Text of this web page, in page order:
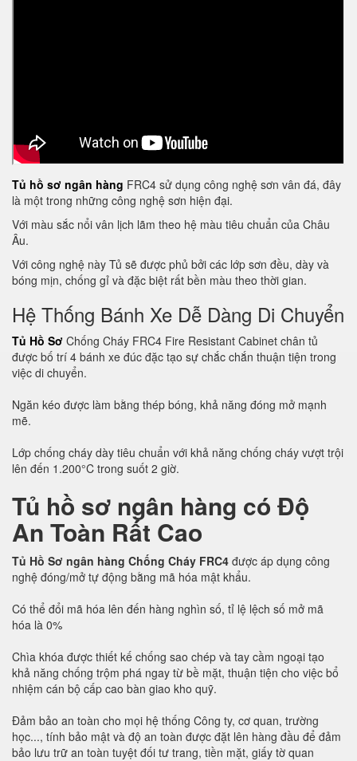
Tủ hồ sơ ngân hàng FRC4 sử dụng công nghệ sơn vân đá, đây
là một trong những công nghệ sơn hiện đại.
Với màu sắc nổi vân lịch lãm theo hệ màu tiêu chuẩn của Châu
Âu.
Với công nghệ này Tủ sẽ được phủ bởi các lớp sơn đều, dày và
bóng mịn, chống gỉ và đặc biệt rất bền màu theo thời gian.
Hệ Thống Bánh Xe Dễ Dàng Di Chuyển
Tủ Hồ Sơ Chống Cháy FRC4 Fire Resistant Cabinet chân tủ
được bố trí 4 bánh xe đúc đặc tạo sự chắc chắn thuận tiện trong
việc di chuyển.
Ngăn kéo được làm bằng thép bóng, khả năng đóng mở mạnh
mẽ.
Lớp chống cháy dày tiêu chuẩn với khả năng chống cháy vượt trội
lên đến 1.200°C trong suốt 2 giờ.
Tủ hồ sơ ngân hàng có Độ
An Toàn Rất Cao
Tủ Hồ Sơ ngân hàng Chống Cháy FRC4 được áp dụng công
nghệ đóng/mở tự động bằng mã hóa mật khẩu.
Có thể đổi mã hóa lên đến hàng nghìn số, tỉ lệ lệch số mở mã
hóa là 0%
Chìa khóa được thiết kế chống sao chép và tay cầm ngoại tạo
khả năng chống trộm phá ngay từ bề mặt, thuận tiện cho việc bổ
nhiệm cán bộ cấp cao bàn giao kho quỹ.
Đảm bảo an toàn cho mọi hệ thống Công ty, cơ quan, trường
học..., tính bảo mật và độ an toàn được đặt lên hàng đầu để đảm
bảo lưu trữ an toàn tuyệt đối tư trang, tiền mặt, giấy tờ quan